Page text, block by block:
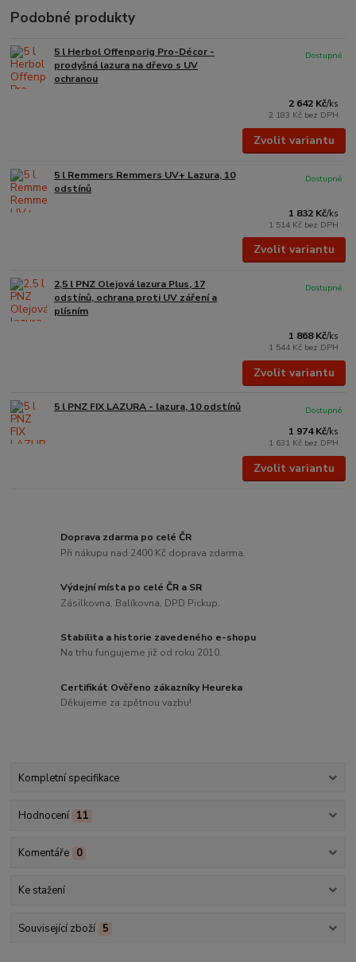
Podobné produkty
5 l Herbol Offenporig Pro-Décor -
prodyšná lazura na dřevo s UV
ochranou
2 642 Kč/ks
2 183 Kč bez DPH
Dostupné
Zvolit variantu
5 l Remmers Remmers UV+ Lazura, 10
odstínů
1 832 Kč/ks
1 514 Kč bez DPH
Dostupné
Zvolit variantu
2,5 l PNZ Olejová lazura Plus, 17
odstínů, ochrana proti UV záření a
plísním
1 868 Kč/ks
1 544 Kč bez DPH
Dostupné
Zvolit variantu
5 l PNZ FIX LAZURA - lazura, 10 odstínů
1 974 Kč/ks
1 631 Kč bez DPH
Dostupné
Zvolit variantu
Doprava zdarma po celé ČR
Při nákupu nad 2400 Kč doprava zdarma.
Výdejní místa po celé ČR a SR
Zásilkovna, Balíkovna, DPD Pickup.
Stabilita a historie zavedeného e-shopu
Na trhu fungujeme již od roku 2010.
Certifikát Ověřeno zákazníky Heureka
Děkujeme za zpětnou vazbu!
Kompletní specifikace
Hodnocení 11
Komentáře 0
Ke stažení
Související zboží 5